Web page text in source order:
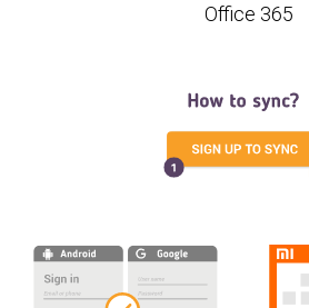
Office 365